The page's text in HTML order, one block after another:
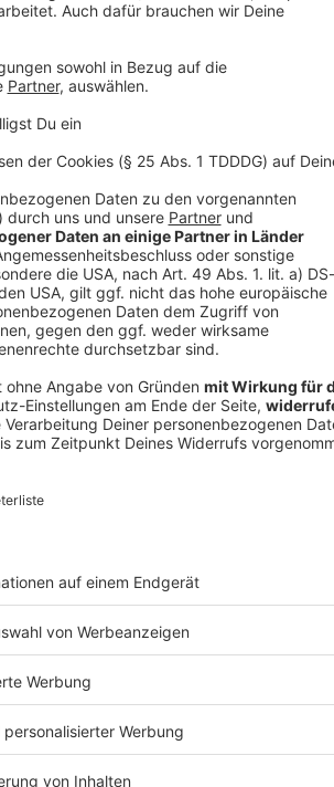
Opfer eingeladen
den Oberkörper. Dieser
nach Frankreich. Dort
Tat ein. Seitdem hatte er
in Deutschland in
mehrere Zeugen
benannte
gibt es
oder
Du